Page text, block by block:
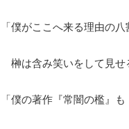
「僕がここへ来る理由の
榊は含み笑いをして見せ
「僕の著作『常闇の檻』